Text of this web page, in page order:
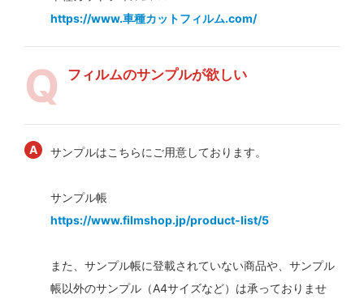
https://www.車種カットフィルム.com/
フィルムのサンプルが欲しい
サンプルはこちらにご用意しております。
サンプル帳
https://www.filmshop.jp/product-list/5
また、サンプル帳に登載されていない商品や、サンプル
帳以外のサンプル（A4サイズなど）は承っておりませ